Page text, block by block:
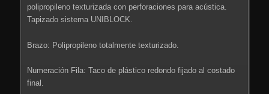
polipropileno texturizada con perforaciones para acústica.
Tapizado sistema UNIBLOCK.
Brazo: Polipropileno totalmente texturizado.
Numeración Fila: Taco de plástico redondo fijado al costado
final.